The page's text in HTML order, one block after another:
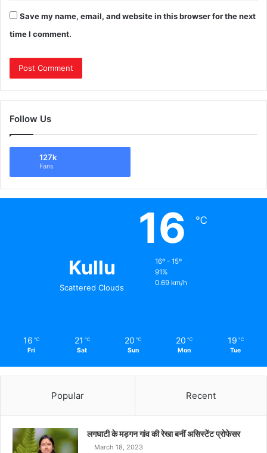
Save my name, email, and website in this browser for the next
time I comment.
Follow Us
127k
Fans
Kullu
Scattered Clouds
16 ℃
16º - 15º
91%
0.69 km/h
16 ℃
Fri
21 ℃
Sat
20 ℃
Sun
20 ℃
Mon
19 ℃
Tue
Popular Recent
लगघाटी के मड़गन गांव की रेखा बनीं असिस्टेंट प्रोफेसर
March 18, 2023